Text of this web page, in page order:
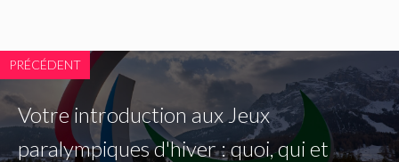
PRÉCÉDENT
Votre introduction aux Jeux
paralympiques d'hiver : quoi, qui et